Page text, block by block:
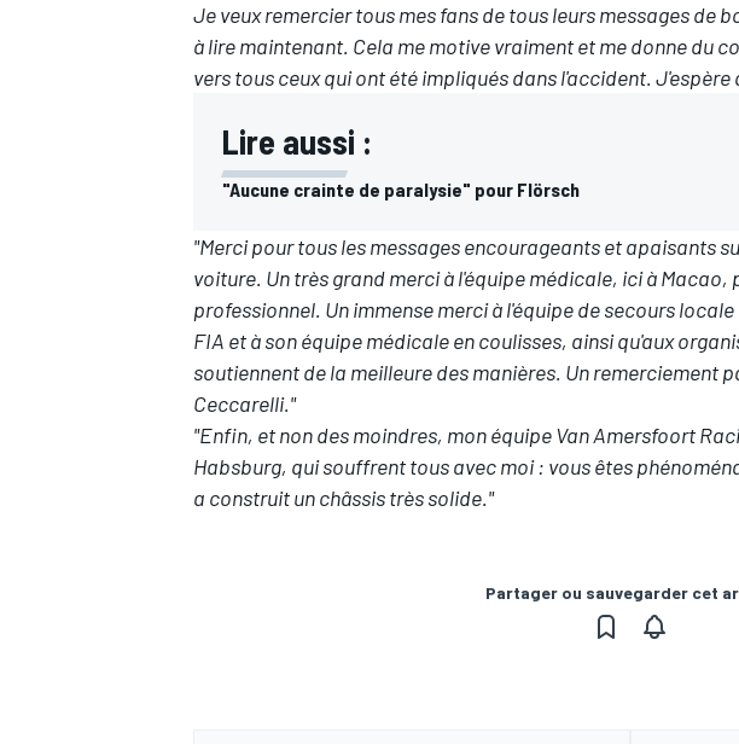
Je veux remercier tous mes fans de tous leurs messages de
à lire maintenant. Cela me motive vraiment et me donne du
vers tous ceux qui ont été impliqués dans l'accident.
Lire aussi :
"Aucune crainte de paralysie" pour Flörsch
"Merci pour tous les messages encourageants et apaisants
voiture. Un très grand merci à l'équipe médicale, ici àMacao,
professionnel. Un immense merci à l'équipe de secours locale
FIA et à son équipe médicale en coulisses, ainsi qu'aux
soutiennent de la meilleure des manières. Un remerciement
Ceccarelli."
"Enfin, et non des moindres, mon équipe Van Amersfoort
Habsburg, qui souffrent tous avec moi : vous êtes
a construit un châssis très solide."
Partager ou sauvegarder cet